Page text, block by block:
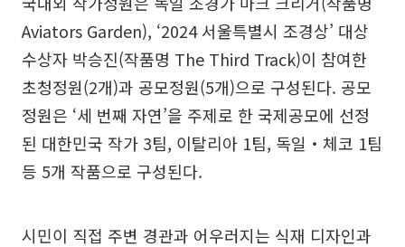
Aviators Garden), ‘2024 서울특별시 조경상’ 대상
수상자 박승진(작품명 The Third Track)이 참여한
초청정원(2개)과 공모정원(5개)으로 구성된다. 공모
정원은 ‘세 번째 자연’을 주제로 한 국제공모에 선정
된 대한민국 작가 3팀, 이탈리아 1팀, 독일‧체코 1팀
등 5개 작품으로 구성된다.
시민이 직접 주변 경관과 어우러지는 식재 디자인과